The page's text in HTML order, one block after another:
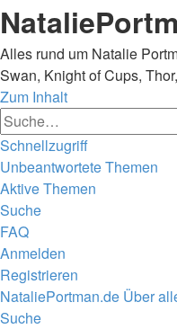
Alles rund um Natalie
Swan, Knight of Cups,
Zum Inhalt
Schnellzugriff
Unbeantwortete Themen
Aktive Themen
Suche
FAQ
Anmelden
Registrieren
NataliePortman.de Über
Suche